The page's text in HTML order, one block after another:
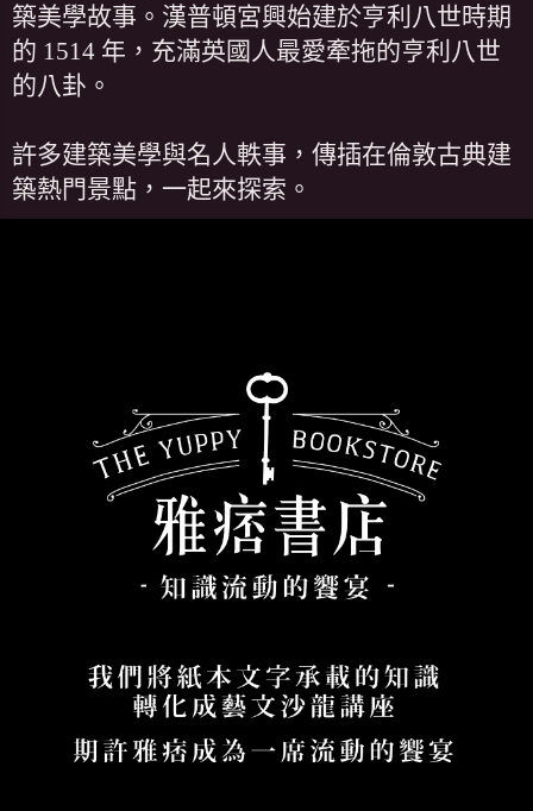
築美學故事。漢普頓宮興始建於亨利八世時期
的 1514 年，充滿英國人最愛牽拖的亨利八世
的八卦。
許多建築美學與名人軼事，傳插在倫敦古典建
築熱門景點，一起來探索。